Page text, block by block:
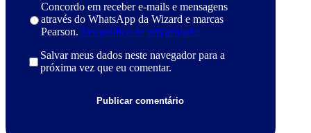
Concordo em receber e-mails e mensagens
através do WhatsApp da Wizard e marcas
Pearson. Ver política de privacidade.
Salvar meus dados neste navegador para a
próxima vez que eu comentar.